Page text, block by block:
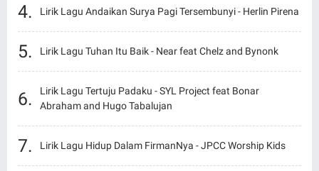
Lirik Lagu Andaikan Surya Pagi Tersembunyi - Herlin Pirena
Lirik Lagu Tuhan Itu Baik - Near feat Chelz and Bynonk
Lirik Lagu Tertuju Padaku - SYL Project feat Bonar
Abraham and Hugo Tabalujan
Lirik Lagu Hidup Dalam FirmanNya - JPCC Worship Kids